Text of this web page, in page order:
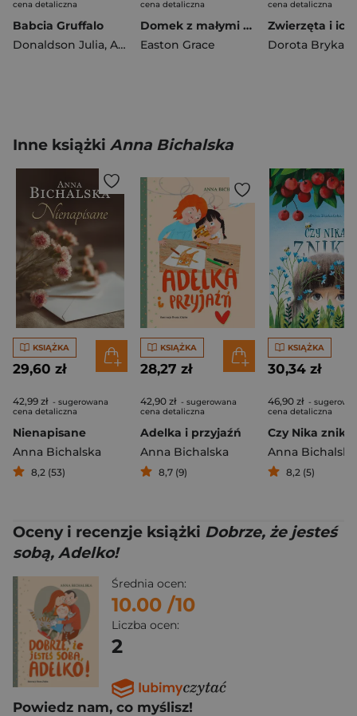
cena detaliczna
Babcia Gruffalo
Donaldson Julia, Axel Scheffler
cena detaliczna
Domek z małymi czerwonymi drzwiami
Easton Grace
cena detaliczna
Dorota Brykała
Inne książki Anna Bichalska
KSIĄŻKA
29,60 zł
42,99 zł - sugerowana
cena detaliczna
Nienapisane
Anna Bichalska
8,2 (53)
KSIĄŻKA
28,27 zł
42,90 zł - sugerowana
cena detaliczna
Adelka i przyjaźń
Anna Bichalska
8,7 (9)
KSIĄŻKA
30,34 zł
46,90 zł -
cena detaliczna
Czy Nika
Anna Bichalska
8,2 (5)
Oceny i recenzje książki Dobrze, że jesteś
sobą, Adelko!
Średnia ocen:
10.00 /10
Liczba ocen:
2
Powiedz nam, co myślisz!